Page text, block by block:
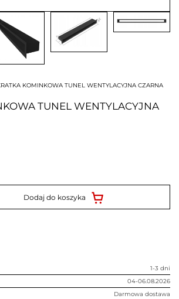
KOMINKOWA TUNEL WENTYLACYJNA CZARNA
TUNEL WENTYLACYJNA
1-3 dni
04-06.08.2026
Darmowa dostawa
Dodaj do koszyka